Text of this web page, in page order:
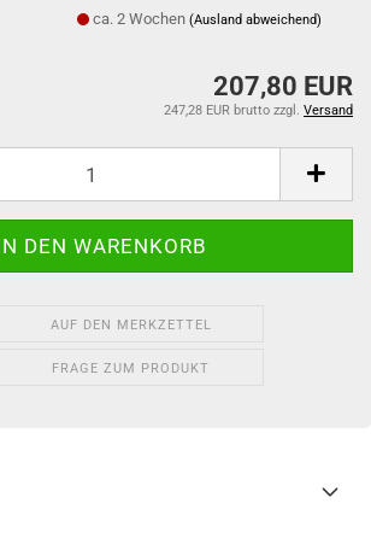
ca. 2 Wochen(Ausland abweichend)
207,80 EUR
247,28 EUR brutto zzgl. Versand
AUF DEN MERKZETTEL
FRAGE ZUM PRODUKT